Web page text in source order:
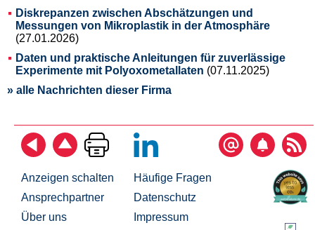
Diskrepanzen zwischen Abschätzungen und
Messungen von Mikroplastik in der Atmosphäre
(27.01.2026)
Daten und praktische Anleitungen für zuverlässige
Experimente mit Polyoxometallaten (07.11.2025)
» alle Nachrichten dieser Firma
Anzeigen schalten
Ansprechpartner
Über uns
Häufige Fragen
Datenschutz
Impressum